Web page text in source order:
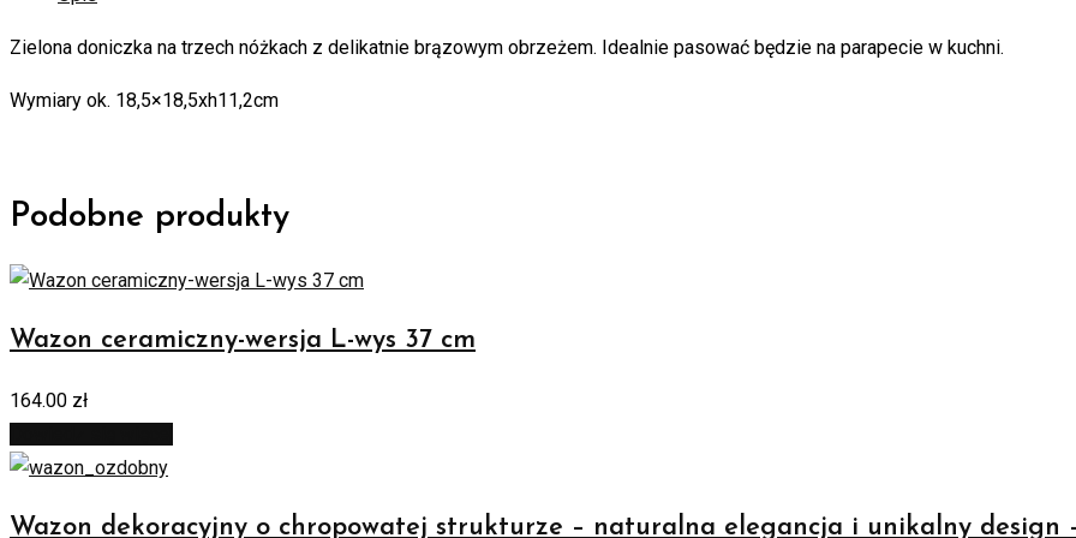
Zielona doniczka na trzech nóżkach z delikatnie brązowym obrzeżem. Idealnie pasować będzie na parapecie w kuchni.
Wymiary ok. 18,5×18,5xh11,2cm
Podobne produkty
Wazon ceramiczny-wersja L-wys 37 cm
164.00 zł
Wazon dekoracyjny o chropowatej strukturze – naturalna elegancja i unikalny design